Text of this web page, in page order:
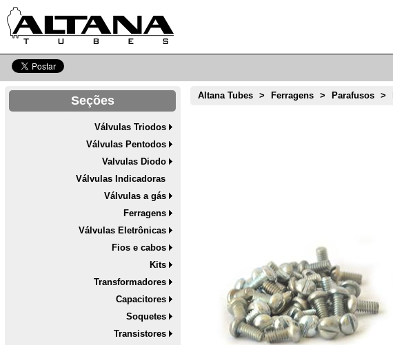
Seções
Válvulas Triodos
Válvulas Pentodos
Valvulas Diodo
Válvulas Indicadoras
Válvulas a gás
Ferragens
Válvulas Eletrônicas
Fios e cabos
Kits
Transformadores
Capacitores
Soquetes
Transistores
Altana Tubes > Ferragens > Parafusos >